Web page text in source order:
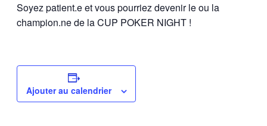
Soyez patient.e et vous pourriez devenir le ou la
champion.ne de la CUP POKER NIGHT !
Ajouter au calendrier